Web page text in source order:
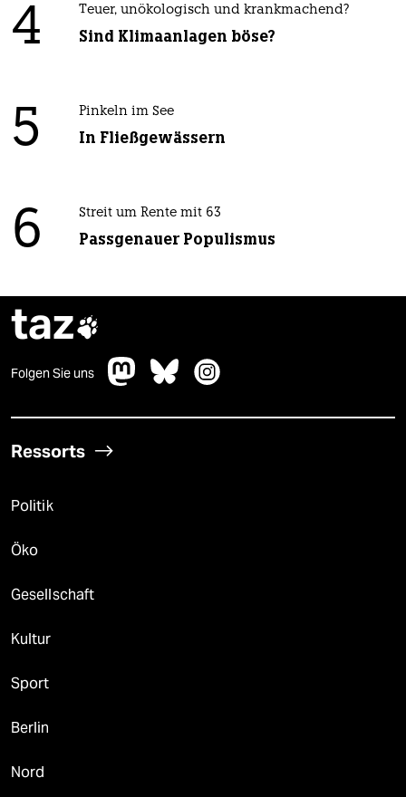
4 Teuer, unökologisch und krankmachend?
Sind Klimaanlagen böse?
5 Pinkeln im See
In Fließgewässern
6 Streit um Rente mit 63
Passgenauer Populismus
taz
Folgen Sie uns
Ressorts
Politik
Öko
Gesellschaft
Kultur
Sport
Berlin
Nord